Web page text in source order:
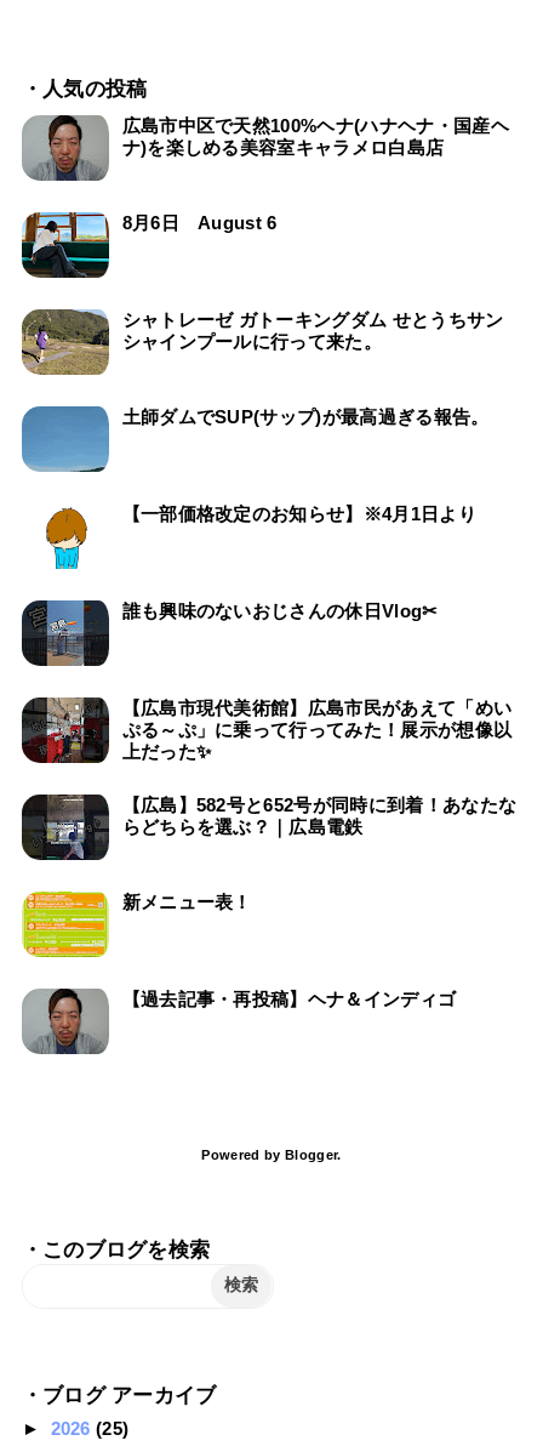
・人気の投稿
広島市中区で天然100%ヘナ(ハナヘナ・国産ヘ
ナ)を楽しめる美容室キャラメロ白島店
8月6日 August 6
シャトレーゼ ガトーキングダム せとうちサン
シャインプールに行って来た。
土師ダムでSUP(サップ)が最高過ぎる報告。
【一部価格改定のお知らせ】※4月1日より
誰も興味のないおじさんの休日Vlog✂
【広島市現代美術館】広島市民があえて「めい
ぷる～ぷ」に乗って行ってみた！展示が想像以
上だった✨
【広島】582号と652号が同時に到着！あなたな
らどちらを選ぶ？｜広島電鉄
新メニュー表！
【過去記事・再投稿】ヘナ＆インディゴ
Powered by Blogger.
・このブログを検索
・ブログ アーカイブ
► 2026(25)